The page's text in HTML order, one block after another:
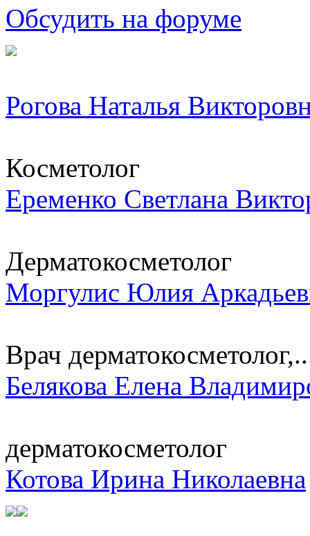
Обсудить на форуме
Рогова Наталья
Косметолог
Еременко Светлана
Дерматокосметолог
Моргулис Юлия
Врач
Белякова Елена
дерматокосметолог
Котова Ирина Николаевна